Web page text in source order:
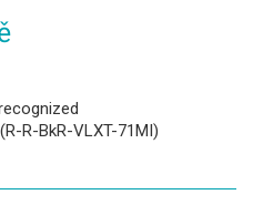
R-BkR-VLXT-71MI)